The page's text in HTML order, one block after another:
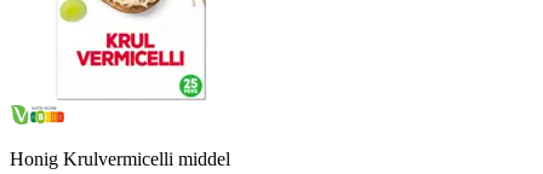
Honig Krulvermicelli middel